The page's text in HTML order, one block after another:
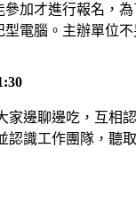
加才進行報名，
電腦。主辦單位不
家邊聊邊吃，互相
識工作團隊，聽